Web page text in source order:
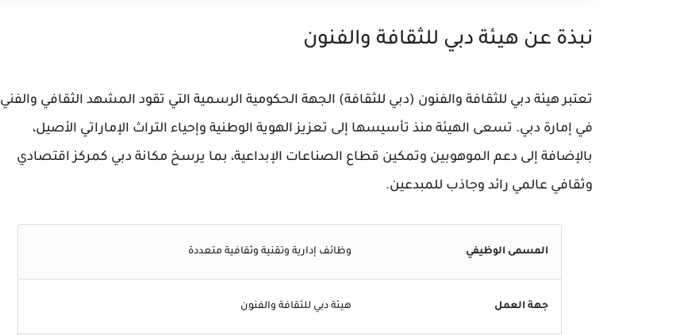
نبذة عن هيئة دبي للثقافة والفنون
تعتبر هيئة دبي للثقافة والفنون (دبي للثقافة) الجهة الحكومية الرسمية التي تقود المشهد الثقافي والفني
في إمارة دبي. تسعى الهيئة منذ تأسيسها إلى تعزيز الهوية الوطنية وإحياء التراث الإماراتي الأصيل،
بالإضافة إلى دعم الموهوبين وتمكين قطاع الصناعات الإبداعية، بما يرسخ مكانة دبي كمركز اقتصادي
وثقافي عالمي رائد وجاذب للمبدعين.
المسمى الوظيفي وظائف إدارية وتقنية وثقافية متعددة
جهة العمل هيئة دبي للثقافة والفنون